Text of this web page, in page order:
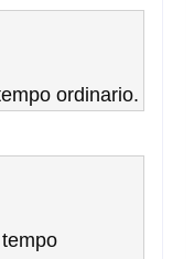
ordinario.